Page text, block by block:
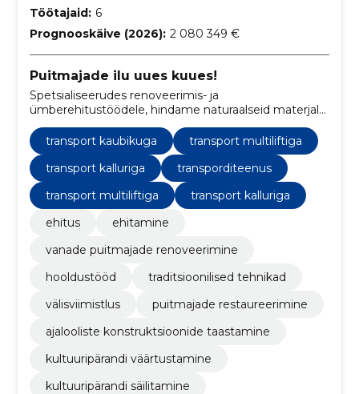
Töötajaid: 6
Prognooskäive (2026): 2 080 349 €
Puitmajade ilu uues kuues!
Spetsialiseerudes renoveerimis- ja
ümberehitustöödele, hindame naturaalseid materjale
puitkonstruktsiooni või mahajäetud hoone uueks ja
ilusaks.
transport kaubikuga
transport multiliftiga
transport kalluriga
transporditeenus
transport multiliftiga
transport kalluriga
ehitus
ehitamine
vanade puitmajade renoveerimine
hooldustööd
traditsioonilised tehnikad
välisviimistlus
puitmajade restaureerimine
ajalooliste konstruktsioonide taastamine
kultuuripärandi väärtustamine
kultuuripärandi säilitamine